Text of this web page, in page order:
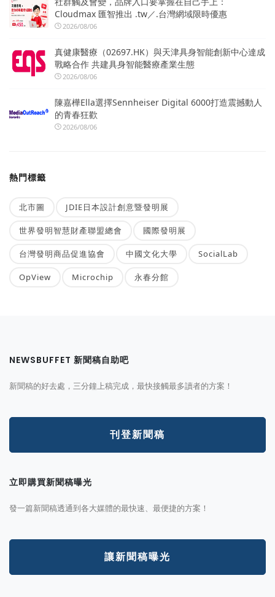
Cloudmax 匯智推出 .tw／.台灣網域限時優惠
2026/08/06
真健康醫療（02697.HK）與天津具身智能創新中心達成
戰略合作 共建具身智能醫療產業生態
2026/08/06
陳嘉樺Ella選擇Sennheiser Digital 6000打造震撼動人
的青春狂歡
2026/08/06
熱門標籤
北市圖 JDIE日本設計創意暨發明展
世界發明智慧財產聯盟總會 國際發明展
台灣發明商品促進協會 中國文化大學 SocialLab
OpView Microchip 永春分館
NEWSBUFFET 新聞稿自助吧
新聞稿的好去處，三分鐘上稿完成，最快接觸最多讀者的方案！
刊登新聞稿
立即購買新聞稿曝光
發一篇新聞稿透通到各大媒體的最快速、最便捷的方案！
讓新聞稿曝光